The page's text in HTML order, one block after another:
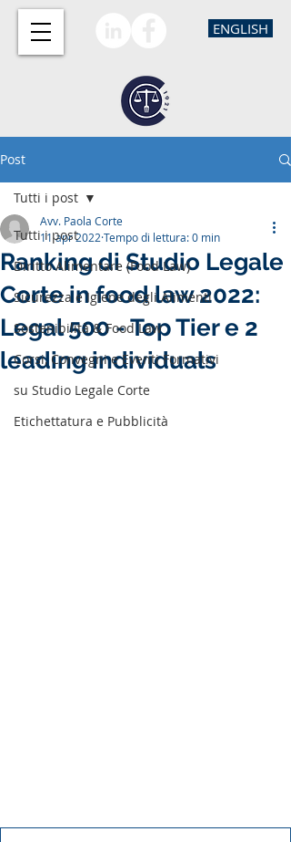
ENGLISH
Post
Tutti i post
Diritto Alimentare (Food Law)
Sicurezza e Igiene degli Alimenti
Sostenibilità & Food Law
Corsi, Convegni e Eventi Formativi
su Studio Legale Corte
Etichettatura e Pubblicità
Tutti i post
Ranking di Studio Legale
Corte in food law 2022:
Legal 500 - Top Tier e 2
leading individuals
Avv. Paola Corte
11 apr 2022 Tempo di lettura: 0 min